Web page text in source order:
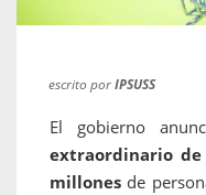
escrito porIPSUSS
El gobierno
extraordinario de
millones de